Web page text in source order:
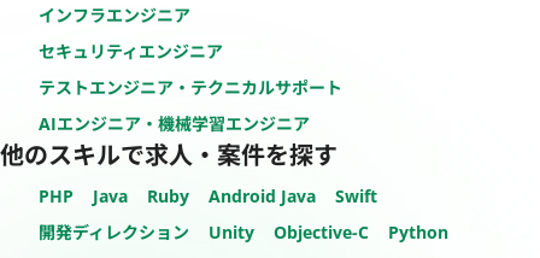
インフラエンジニア
セキュリティエンジニア
テストエンジニア・テクニカルサポート
AIエンジニア・機械学習エンジニア
他のスキルで求人・案件を探す
PHP Java Ruby Android Java
Swift
開発ディレクション
Unity Objective-C Python